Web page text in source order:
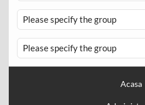
Please specify the group
Please specify the group
Acasa